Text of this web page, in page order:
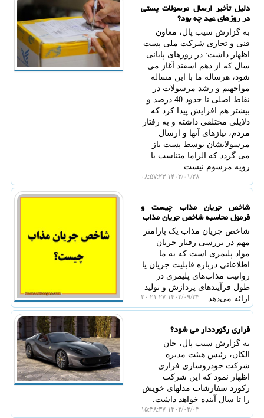
دلیل تأخیر ارسال مرسولات پستی
در روزهای عید چه بود؟
به گزارش سیب پال، معاون
فنی و تجاری شرکت ملی پست
اظهار داشت: در روزهای پایانی
سال که از دهم اسفند آغاز می
شود، هرساله ما با این مساله
مواجهیم و رشد مرسولات در
نقاط اصلی تا حدود 40 درصد و
بیشتر هم افزایش پیدا کرد که
دلایلی مختلفی داشته و به رفتار
مردم، نیازهای آنها و ارسال
مرسولاتشان توسط پست باز
می گردد که الزاما متناسب با
رویه مرسوم نیست.
۱۴۰۳/۰۱/۲۸ ۰۸:۵۷:۲۳
شاخص جریان مذاب چیست و
فرمول محاسبه شاخص جریان مذاب
شاخص جریان مذاب یک پارامتر
مهم در بررسی رفتار جریان
مواد پلیمری است که به ما
اطلاعاتی درباره قابلیت جریان یا
روانیت مذاب‌های پلیمری در
طول فرآیندهای پردازش و تولید
ارائه می‌دهد.
۱۴۰۲/۰۹/۲۴ ۲۰:۲۱:۲۷
فراری رکورددار می شود؟
به گزارش سیب پال، جان
الکان، رئیس هیئت مدیره
شرکت خودروسازی فراری
اظهار نمود که این شرکت
رکورد سفارشات مدلهای خویش
را تا سال آینده خواهد داشت.
۱۴۰۲/۰۲/۰۴ ۱۵:۴۸:۳۷